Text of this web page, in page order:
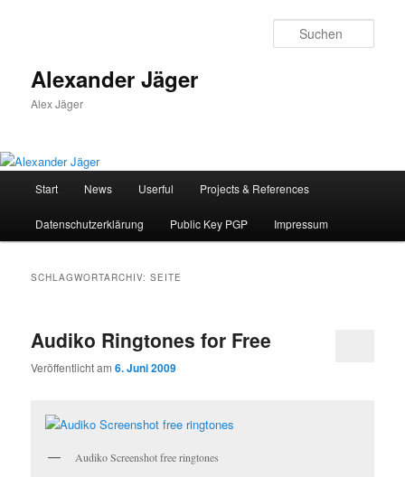
Alexander Jäger
Alex Jäger
Start News Userful Projects & References
Datenschutzerklärung Public Key PGP Impressum
SCHLAGWORTARCHIV:SEITE
Audiko Ringtones for Free
Veröffentlicht am6. Juni 2009
Audiko Screenshot free ringtones